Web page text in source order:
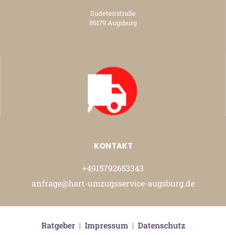
Sudetenstraße
86179 Augsburg
KONTAKT
+4915792653343
anfrage@hart-umzugsservice-augsburg.de
Ratgeber| Impressum| Datenschutz